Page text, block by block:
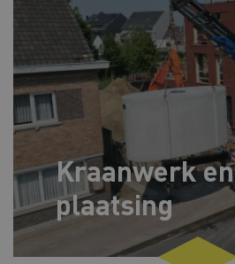
Kraanwerk en
plaatsing